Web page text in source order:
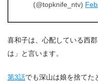
(@topknife_ntv)
喜和子は、心配している西
は」と言います。
第3話でも深山は娘を捨てた